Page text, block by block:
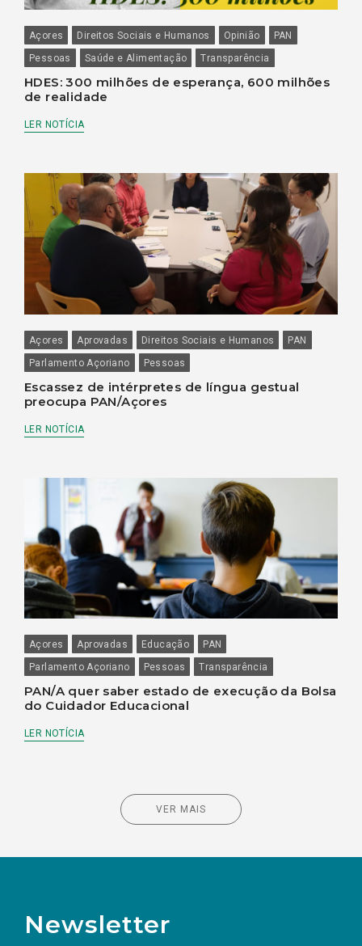
Açores Direitos Sociais e Humanos Opinião
PAN
Pessoas
Saúde e Alimentação Transparência
HDES: 300 milhões de esperança, 600 milhões
de realidade
LER NOTÍCIA
Açores Aprovadas Direitos Sociais e Humanos
PAN
Parlamento Açoriano
Pessoas
Escassez de intérpretes de língua gestual
preocupa PAN/Açores
LER NOTÍCIA
Açores Aprovadas Educação
PAN
Parlamento Açoriano
Pessoas Transparência
PAN/A quer saber estado de execução da Bolsa
do Cuidador Educacional
LER NOTÍCIA
VER MAIS
Newsletter